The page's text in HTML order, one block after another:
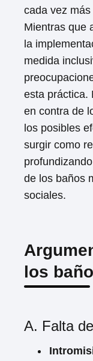
cada vez
Mientras que
la
medida
esta práctica.
en contra de
los posibles
surgir como
de los baños
sociales.
los
A. Falta